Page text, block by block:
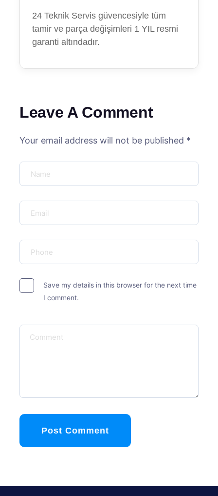
24 Teknik Servis güvencesiyle tüm
tamir ve parça değişimleri 1 YIL resmi
garanti altındadır.
Leave A Comment
Your email address will not be published *
Save my details in this browser for the next time
I comment.
Post Comment